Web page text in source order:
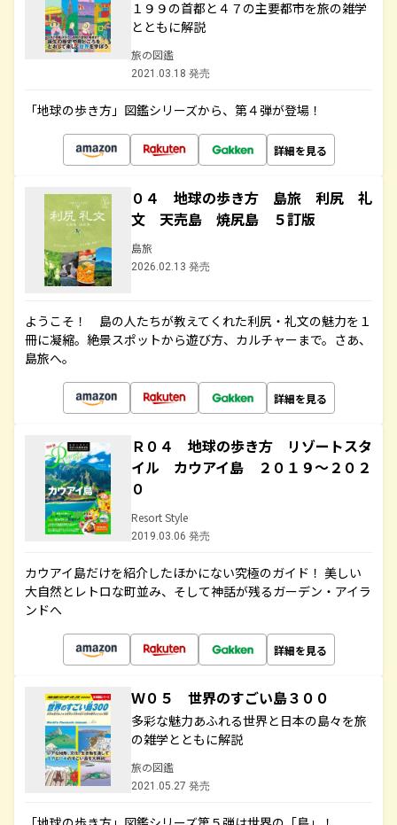
１９９の首都と４７の主要都市を旅の雑学
とともに解説
旅の図鑑
2021.03.18 発売
「地球の歩き方」図鑑シリーズから、第４弾が登場！
詳細を見る
０４ 地球の歩き方 島旅 利尻 礼
文 天売島 焼尻島 ５訂版
島旅
2026.02.13 発売
ようこそ！ 島の人たちが教えてくれた利尻・礼文の魅力を１
冊に凝縮。絶景スポットから遊び方、カルチャーまで。さあ、
島旅へ。
詳細を見る
Ｒ０４ 地球の歩き方 リゾートスタ
イル カウアイ島 ２０１９～２０２
０
Resort Style
2019.03.06 発売
カウアイ島だけを紹介したほかにない究極のガイド！ 美しい
大自然とレトロな町並み、そして神話が残るガーデン・アイラ
ンドへ
詳細を見る
Ｗ０５ 世界のすごい島３００
多彩な魅力あふれる世界と日本の島々を旅
の雑学とともに解説
旅の図鑑
2021.05.27 発売